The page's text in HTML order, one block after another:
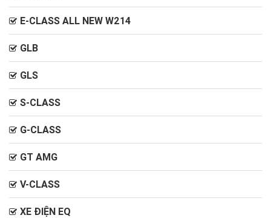
E-CLASS ALL NEW W214
GLB
GLS
S-CLASS
G-CLASS
GT AMG
V-CLASS
XE ĐIỆN EQ